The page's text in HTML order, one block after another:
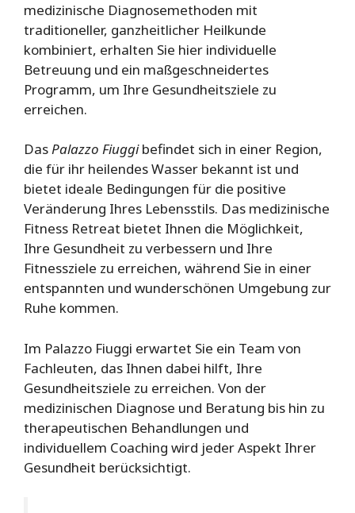
medizinische Diagnosemethoden mit
traditioneller, ganzheitlicher Heilkunde
kombiniert, erhalten Sie hier individuelle
Betreuung und ein maßgeschneidertes
Programm, um Ihre Gesundheitsziele zu
erreichen.
DasPalazzo Fiuggibefindet sich in einer Region,
die für ihr heilendes Wasser bekannt ist und
bietet ideale Bedingungen für die positive
Veränderung Ihres Lebensstils. Das medizinische
Fitness Retreat bietet Ihnen die Möglichkeit,
Ihre Gesundheit zu verbessern und Ihre
Fitnessziele zu erreichen, während Sie in einer
entspannten und wunderschönen Umgebung zur
Ruhe kommen.
Im Palazzo Fiuggi erwartet Sie ein Team von
Fachleuten, das Ihnen dabei hilft, Ihre
Gesundheitsziele zu erreichen. Von der
medizinischen Diagnose und Beratung bis hin zu
therapeutischen Behandlungen und
individuellem Coaching wird jeder Aspekt Ihrer
Gesundheit berücksichtigt.